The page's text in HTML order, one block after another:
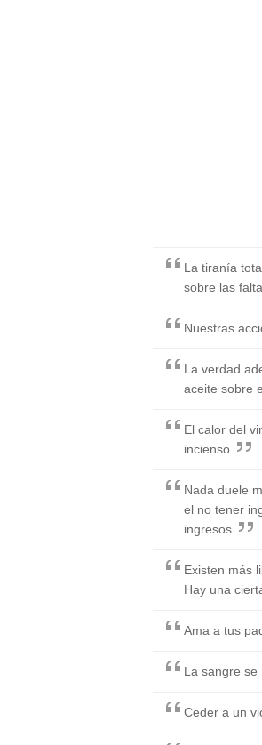
La tiranía
sobre las
Nuestras
La verdad
aceite sobre
El calor del
incienso.
Nada duele
el no tener
ingresos.
Existen más
Hay una
Ama a tus
La sangre se
Ceder a un